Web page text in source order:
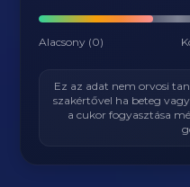
Alacsony (0)
Ez az adat nem orvosi
szakértővel ha beteg
a cukor fogyasztása